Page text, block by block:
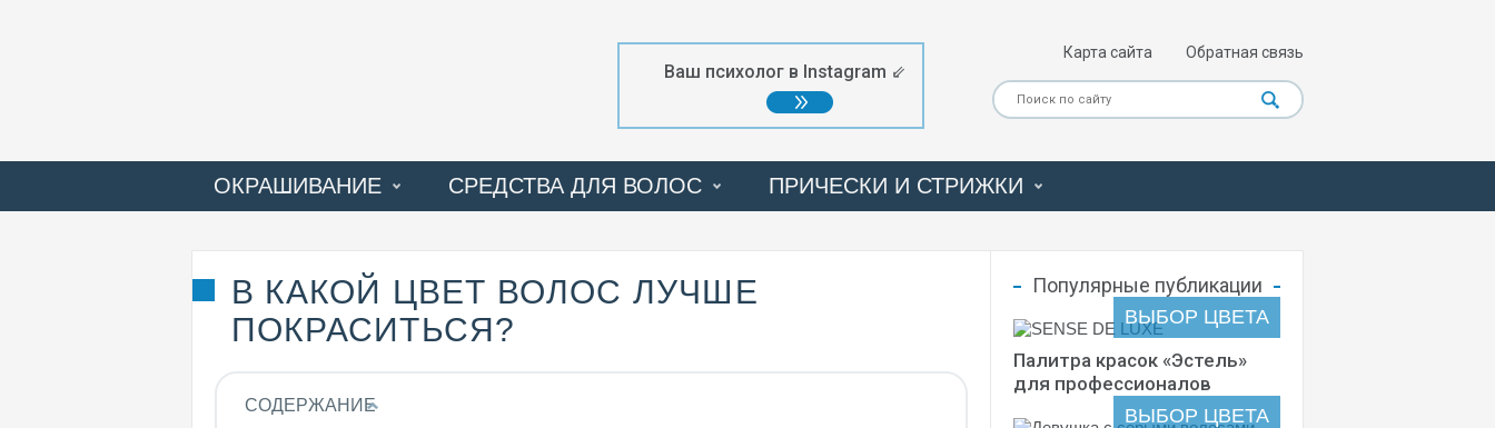
Ваш психолог в Instagram ⇙
Карта сайта Обратная связь
ОКРАШИВАНИЕ СРЕДСТВА ДЛЯ ВОЛОС ПРИЧЕСКИ И СТРИЖКИ
В КАКОЙ ЦВЕТ ВОЛОС ЛУЧШЕ
ПОКРАСИТЬСЯ?
СОДЕРЖАНИЕ
Популярные публикации
ВЫБОР ЦВЕТА
Палитра красок «Эстель»
для профессионалов
ВЫБОР ЦВЕТА